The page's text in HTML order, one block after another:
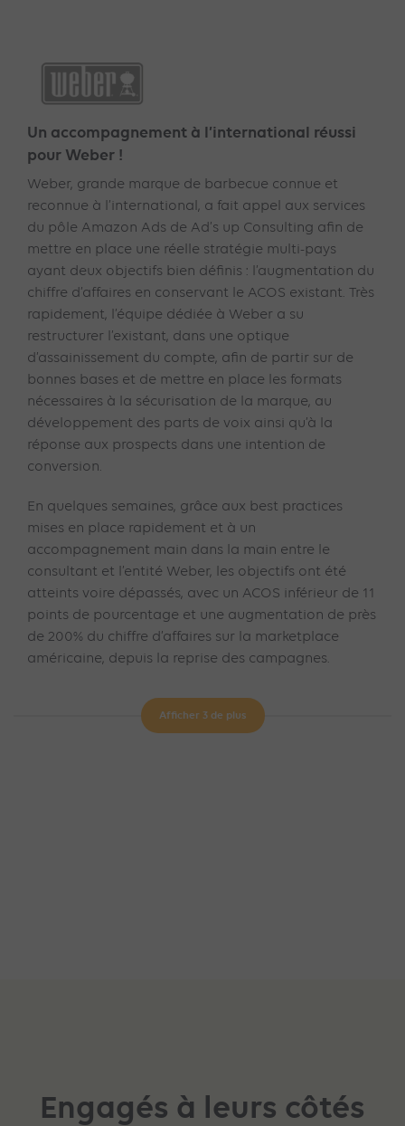
Un accompagnement à l’international réussi
pour Weber !
Weber, grande marque de barbecue connue et
reconnue à l’international, a fait appel aux services
du pôle Amazon Ads de Ad’s up Consulting afin de
mettre en place une réelle stratégie multi-pays
ayant deux objectifs bien définis : l’augmentation du
chiffre d’affaires en conservant le ACOS existant. Très
rapidement, l’équipe dédiée à Weber a su
restructurer l’existant, dans une optique
d’assainissement du compte, afin de partir sur de
bonnes bases et de mettre en place les formats
nécessaires à la sécurisation de la marque, au
développement des parts de voix ainsi qu’à la
réponse aux prospects dans une intention de
conversion.
En quelques semaines, grâce aux best practices
mises en place rapidement et à un
accompagnement main dans la main entre le
consultant et l’entité Weber, les objectifs ont été
atteints voire dépassés, avec un ACOS inférieur de 11
points de pourcentage et une augmentation de près
de 200% du chiffre d’affaires sur la marketplace
américaine, depuis la reprise des campagnes.
Afficher 3 de plus
Engagés à leurs côtés